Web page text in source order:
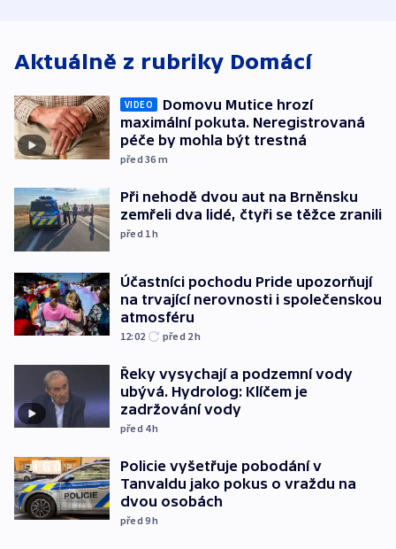
Aktuálně z rubriky Domácí
VIDEO
Domovu Mutice hrozí
maximální pokuta. Neregistrovaná
péče by mohla být trestná
před 36 m
Při nehodě dvou aut na Brněnsku
zemřeli dva lidé, čtyři se těžce zranili
před 1h
Účastníci pochodu Pride upozorňují
na trvající nerovnosti i společenskou
atmosféru
12:02 před 2h
Řeky vysychají a podzemní vody
ubývá. Hydrolog: Klíčem je
zadržování vody
před 4h
Policie vyšetřuje pobodání v
Tanvaldu jako pokus o vraždu na
dvou osobách
před 9h